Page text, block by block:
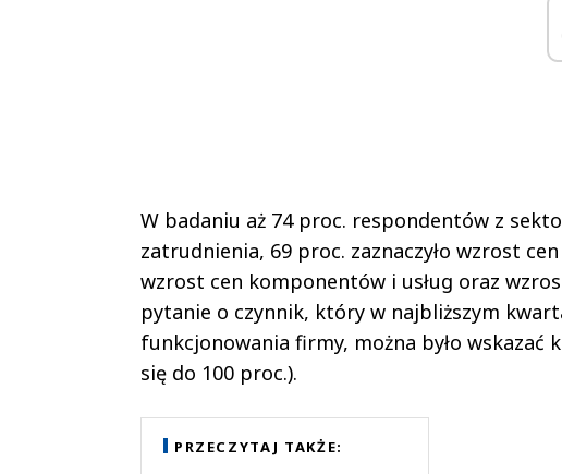
W badaniu aż 74 proc. respondentów z
zatrudnienia, 69 proc. zaznaczyło wzrost
wzrost cen komponentów i usług oraz
pytanie o czynnik, który w najbliższym
funkcjonowania firmy, można było
się do 100 proc.).
PRZECZYTAJ TAKŻE: